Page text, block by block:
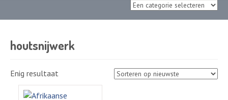
houtsnijwerk
Enig resultaat